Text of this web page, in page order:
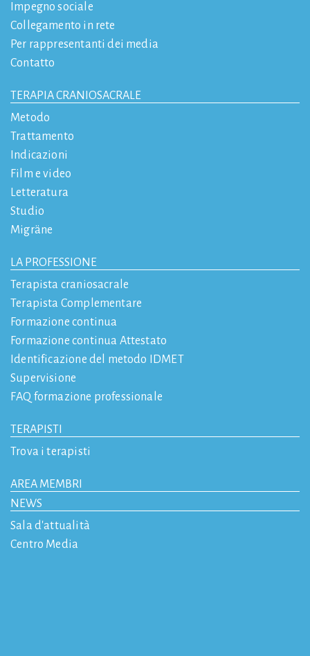
Impegno sociale
Collegamento in rete
Per rappresentanti dei media
Contatto
TERAPIA CRANIOSACRALE
Metodo
Trattamento
Indicazioni
Film e video
Letteratura
Studio
Migräne
LA PROFESSIONE
Terapista craniosacrale
Terapista Complementare
Formazione continua
Formazione continua Attestato
Identificazione del metodo IDMET
Supervisione
FAQ formazione professionale
TERAPISTI
Trova i terapisti
AREA MEMBRI
NEWS
Sala d'attualità
Centro Media